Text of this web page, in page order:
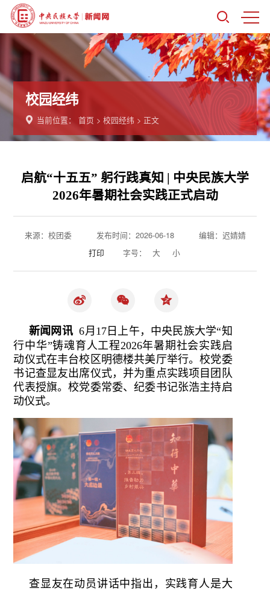
校园经纬
当前位置：首页 >校园经纬 > 正文
启航“十五五” 躬行践真知 | 中央民族大学
2026年暑期社会实践正式启动
来源：校团委 发布时间：2026-06-18
编辑：迟婧婧
打印
字号： 大 小
新闻网讯6月17日上午，中央民族大学“知
行中华”铸魂育人工程2026年暑期社会实践启
动仪式在丰台校区明德楼共美厅举行。校党委
书记查显友出席仪式，并为重点实践项目团队
代表授旗。校党委常委、纪委书记张浩主持启
动仪式。
查显友在动员讲话中指出，实践育人是大